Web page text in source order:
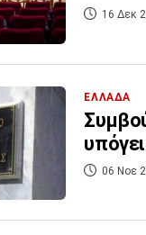
16 Δεκ
ΕΛΛΑΔΑ
06 Νοε